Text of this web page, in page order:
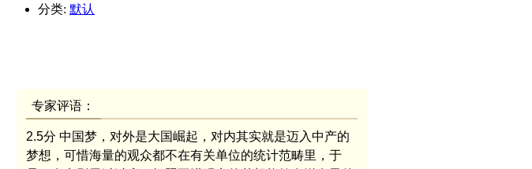
分类: 默认
专家评语：
2.5分 中国梦，对外是大国崛起，对内其实就是迈入中产的
梦想，可惜海量的观众都不在有关单位的统计范畴里，于